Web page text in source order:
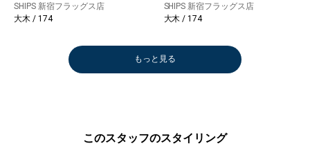
SHIPS 新宿フラッグス店
大木 / 174
SHIPS 新宿フラッグス店
大木 / 174
もっと見る
このスタッフのスタイリング